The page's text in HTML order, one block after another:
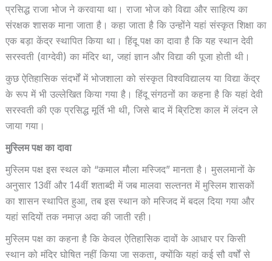
प्रसिद्ध राजा भोज ने करवाया था। राजा भोज को विद्या और साहित्य का
संरक्षक शासक माना जाता है। कहा जाता है कि उन्होंने यहां संस्कृत शिक्षा का
एक बड़ा केंद्र स्थापित किया था। हिंदू पक्ष का दावा है कि यह स्थान देवी
सरस्वती (वाग्देवी) का मंदिर था, जहां ज्ञान और विद्या की पूजा होती थी।
कुछ ऐतिहासिक संदर्भों में भोजशाला को संस्कृत विश्वविद्यालय या विद्या केंद्र
के रूप में भी उल्लेखित किया गया है। हिंदू संगठनों का कहना है कि यहां देवी
सरस्वती की एक प्रसिद्ध मूर्ति भी थी, जिसे बाद में ब्रिटिश काल में लंदन ले
जाया गया।
मुस्लिम पक्ष का दावा
मुस्लिम पक्ष इस स्थल को “कमाल मौला मस्जिद” मानता है। मुसलमानों के
अनुसार 13वीं और 14वीं शताब्दी में जब मालवा सल्तनत में मुस्लिम शासकों
का शासन स्थापित हुआ, तब इस स्थान को मस्जिद में बदल दिया गया और
यहां सदियों तक नमाज़ अदा की जाती रही।
मुस्लिम पक्ष का कहना है कि केवल ऐतिहासिक दावों के आधार पर किसी
स्थान को मंदिर घोषित नहीं किया जा सकता, क्योंकि यहां कई सौ वर्षों से